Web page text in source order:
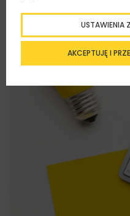
AKCEPTUJĘ I
USTAWIENIA